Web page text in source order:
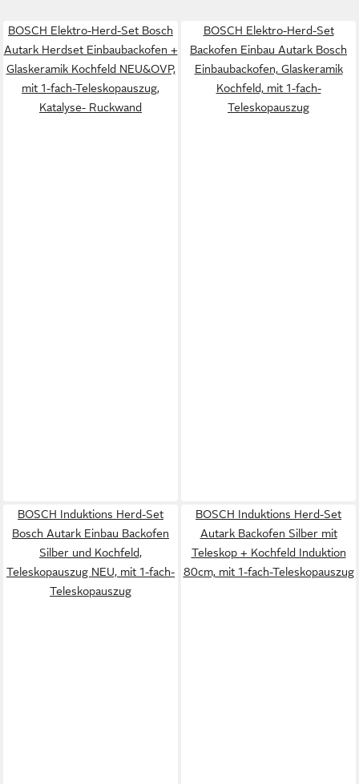
BOSCH Elektro-Herd-Set Bosch
Autark Herdset Einbaubackofen +
Glaskeramik Kochfeld NEU&OVP,
mit 1-fach-Teleskopauszug,
Katalyse- Ruckwand
BOSCH Elektro-Herd-Set
Backofen Einbau Autark Bosch
Einbaubackofen, Glaskeramik
Kochfeld, mit 1-fach-
Teleskopauszug
BOSCH Induktions Herd-Set
Bosch Autark Einbau Backofen
Silber und Kochfeld,
Teleskopauszug NEU, mit 1-fach-
Teleskopauszug
BOSCH Induktions Herd-Set
Autark Backofen Silber mit
Teleskop + Kochfeld Induktion
80cm, mit 1-fach-Teleskopauszug